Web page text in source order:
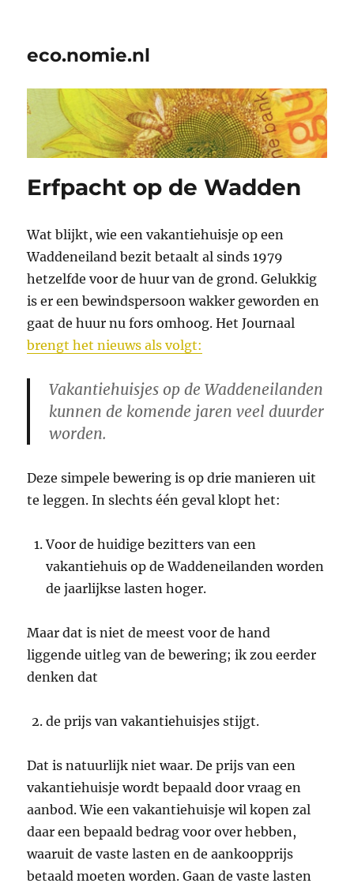
eco.nomie.nl
Erfpacht op de Wadden
Wat blijkt, wie een vakantiehuisje op een
Waddeneiland bezit betaalt al sinds 1979
hetzelfde voor de huur van de grond. Gelukkig
is er een bewindspersoon wakker geworden en
gaat de huur nu fors omhoog. Het Journaal
brengt het nieuws als volgt:
Vakantiehuisjes op de Waddeneilanden
kunnen de komende jaren veel duurder
worden.
Deze simpele bewering is op drie manieren uit
te leggen. In slechts één geval klopt het:
Voor de huidige bezitters van een
vakantiehuis op de Waddeneilanden worden
de jaarlijkse lasten hoger.
Maar dat is niet de meest voor de hand
liggende uitleg van de bewering; ik zou eerder
denken dat
de prijs van vakantiehuisjes stijgt.
Dat is natuurlijk niet waar. De prijs van een
vakantiehuisje wordt bepaald door vraag en
aanbod. Wie een vakantiehuisje wil kopen zal
daar een bepaald bedrag voor over hebben,
waaruit de vaste lasten en de aankoopprijs
betaald moeten worden. Gaan de vaste lasten